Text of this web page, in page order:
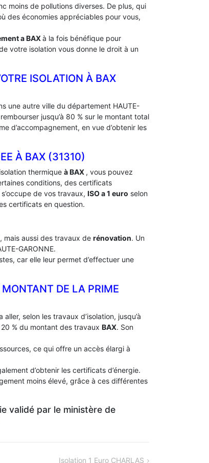
moins de pollutions diverses. De plus, qui
des économies appréciables pour vous,
aBAXà la fois bénéfique pour
votre isolation vous donne le droit à un
ISOLATION À ‎BAX
une autre ville du département HAUTE-
jusqu’à 80 % sur le montant total
d’accompagnement, en vue d’obtenir les
À ‎BAX (31310)
thermique à BAX , vous pouvez
conditions, des certificats
de vos travaux, ISO a 1 euro selon
certificats en question.
, mais aussi des travaux de rénovation. Un
GARONNE.
car elle leur permet d’effectuer une
DE LA PRIME
selon les travaux d’isolation, jusqu’à
% du montant des travaux BAX. Son
ce qui offre un accès élargi à
d’obtenir les certificats d’énergie.
moins élevé, grâce à ces différentes
validé par le ministère de
Isolation 1 Euro CHARLAS